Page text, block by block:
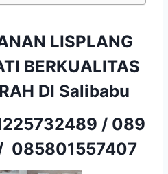
LISPLANG
BERKUALITAS
DI Salibabu
/ 089
085801557407